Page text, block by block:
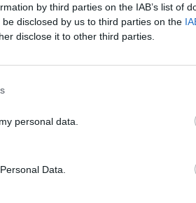
by third parties on the IAB’s list of
disclosed by us to third parties on the
disclose it to other third parties.
personal data.
Data.
est passé par des
Mais les joueurs ont
Même si on n’a
sait gérer ce genre
a fait l’essentiel on a
pour les prochains